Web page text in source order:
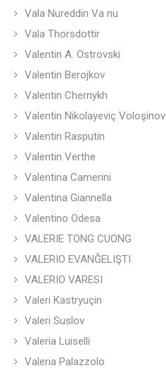
Vala Nureddin Va nu
Vala Thorsdottir
Valentin A. Ostrovski
Valentin Berojkov
Valentin Chernykh
Valentin Nikolayeviç Voloşinov
Valentin Rasputin
Valentin Verthe
Valentina Camerini
Valentina Giannella
Valentino Odesa
VALERIE TONG CUONG
VALERIO EVANĞELIŞTI
VALERIO VARESI
Valeri Kastryuçin
Valeri Suslov
Valeria Luiselli
Valeria Palazzolo